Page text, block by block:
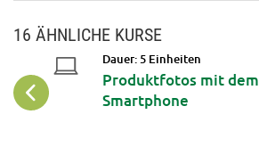
16 ÄHNLICHE KURSE
Dauer: 5 Einheiten
Produktfotos mit dem
Smartphone